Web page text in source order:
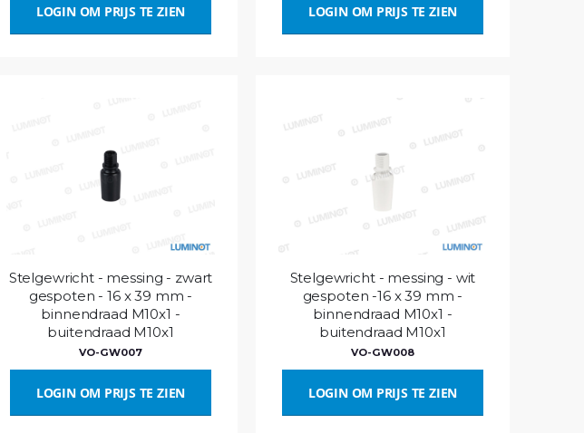
LOGIN OM PRIJS TE ZIEN LOGIN OM PRIJS TE ZIEN
Stelgewricht - messing - zwart
gespoten - 16 x 39 mm -
binnendraad M10x1 -
buitendraad M10x1
VO-GW007
LOGIN OM PRIJS TE ZIEN
Stelgewricht - messing - wit
gespoten -16 x 39 mm -
binnendraad M10x1 -
buitendraad M10x1
VO-GW008
LOGIN OM PRIJS TE ZIEN